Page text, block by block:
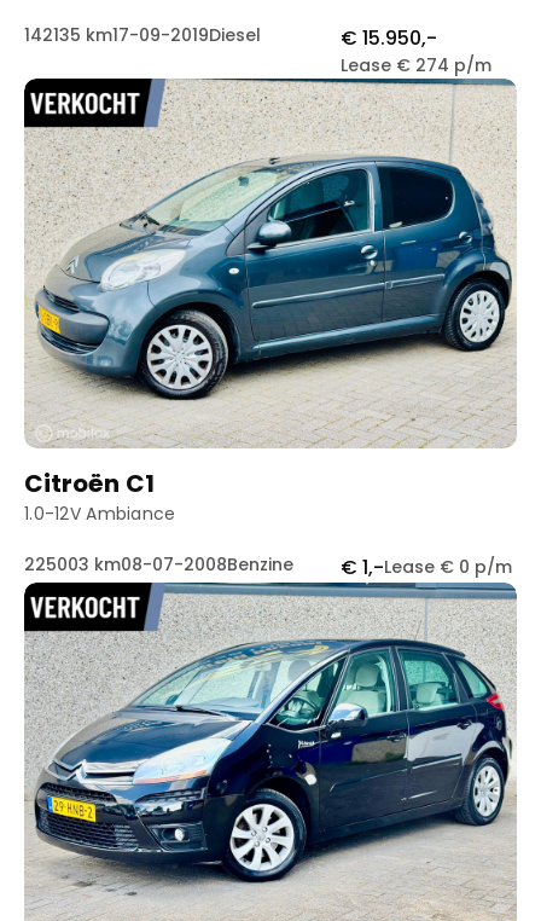
142135 km17-09-2019Diesel € 15.950,-
Lease € 274 p/m
Citroën C1
1.0-12V Ambiance
225003 km08-07-2008Benzine € 1,-Lease € 0 p/m